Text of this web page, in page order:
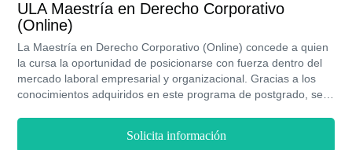
ULA Maestría en Derecho Corporativo
(Online)
La Maestría en Derecho Corporativo (Online) concede a quien
la cursa la oportunidad de posicionarse con fuerza dentro del
mercado laboral empresarial y organizacional. Gracias a los
conocimientos adquiridos en este programa de postgrado, se
nacional como internacionalmente. Todo lo que involucra a la
Solicita información